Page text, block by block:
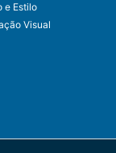
e Estilo
Visual